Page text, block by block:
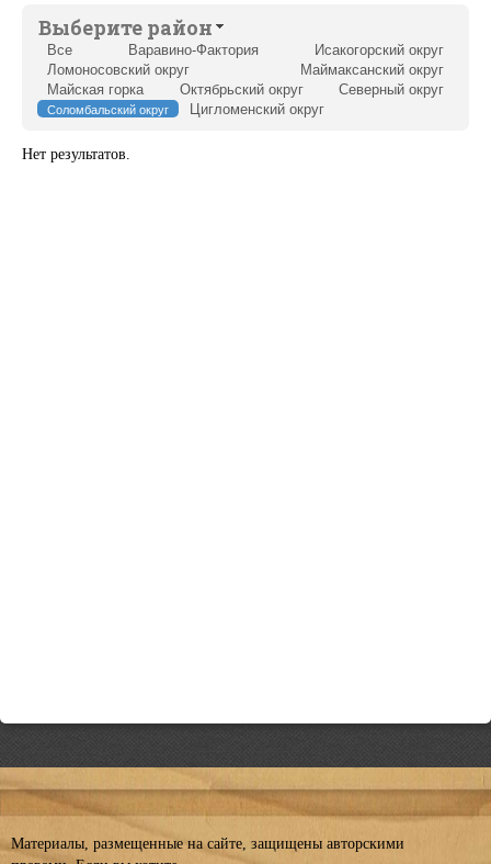
Выберите район
Все Варавино-Фактория
Исакогорский округ
Ломоносовский округ
Маймаксанский округ
Майская горка
Октябрьский округ Северный округ
Соломбальский округ Цигломенский округ
Нет результатов.
Материалы, размещенные на сайте, защищены авторскими